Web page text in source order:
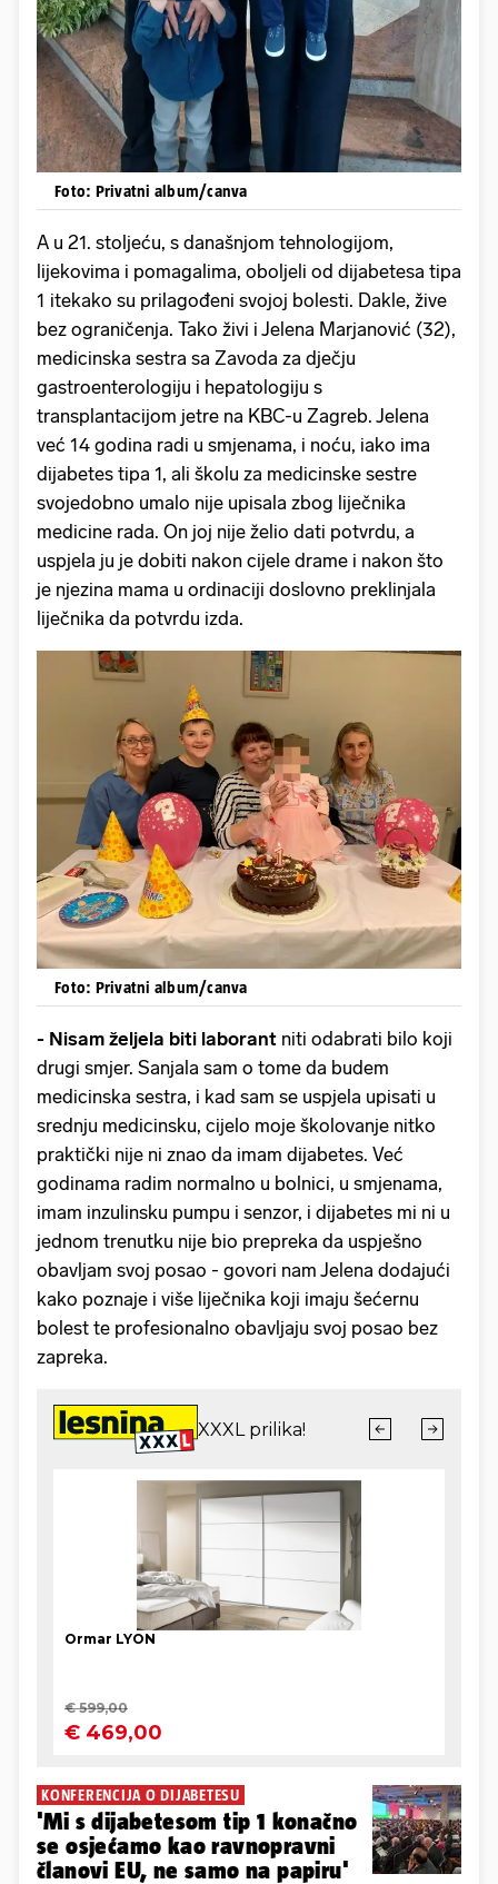
Foto: Privatni album/canva
A u 21. stoljeću, s današnjom tehnologijom,
lijekovima i pomagalima, oboljeli od dijabetesa tipa
1 itekako su prilagođeni svojoj bolesti. Dakle, žive
bez ograničenja. Tako živi i Jelena Marjanović (32),
medicinska sestra sa Zavoda za dječju
gastroenterologiju i hepatologiju s
transplantacijom jetre na KBC-u Zagreb. Jelena
već 14 godina radi u smjenama, i noću, iako ima
dijabetes tipa 1, ali školu za medicinske sestre
svojedobno umalo nije upisala zbog liječnika
medicine rada. On joj nije želio dati potvrdu, a
uspjela ju je dobiti nakon cijele drame i nakon što
je njezina mama u ordinaciji doslovno preklinjala
liječnika da potvrdu izda.
Foto: Privatni album/canva
- Nisam željela biti laborant niti odabrati bilo koji
drugi smjer. Sanjala sam o tome da budem
medicinska sestra, i kad sam se uspjela upisati u
srednju medicinsku, cijelo moje školovanje nitko
praktički nije ni znao da imam dijabetes. Već
godinama radim normalno u bolnici, u smjenama,
imam inzulinsku pumpu i senzor, i dijabetes mi ni u
jednom trenutku nije bio prepreka da uspješno
obavljam svoj posao - govori nam Jelena dodajući
kako poznaje i više liječnika koji imaju šećernu
bolest te profesionalno obavljaju svoj posao bez
zapreka.
KONFERENCIJA O DIJABETESU
'Mi s dijabetesom tip 1 konačno
se osjećamo kao ravnopravni
članovi EU, ne samo na papiru'